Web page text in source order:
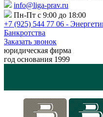
info@liga-prav.ru
Пн-Пт с 9:00 до 18:00
+7 (925) 544 77 06 -
Банкротства
Заказать звонок
юридическая фирма
год основания 1999